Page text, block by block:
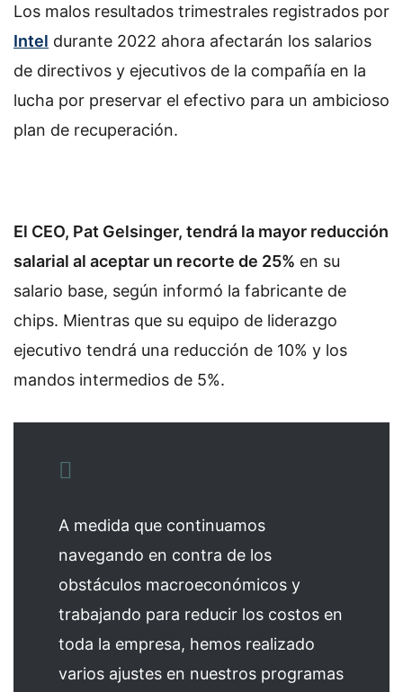
Los malos resultados trimestrales registrados por
Intel durante 2022 ahora afectarán los salarios
de directivos y ejecutivos de la compañía en la
lucha por preservar el efectivo para un ambicioso
plan de recuperación.
El CEO, Pat Gelsinger, tendrá la mayor reducción
salarial al aceptar un recorte de 25% en su
salario base, según informó la fabricante de
chips. Mientras que su equipo de liderazgo
ejecutivo tendrá una reducción de 10% y los
mandos intermedios de 5%.
A medida que continuamos
navegando en contra de los
obstáculos macroeconómicos y
trabajando para reducir los costos en
toda la empresa, hemos realizado
varios ajustes en nuestros programas